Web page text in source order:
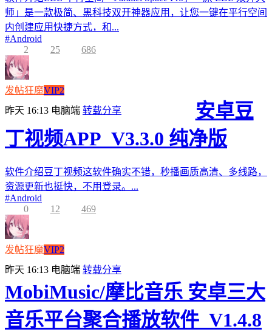
师」是一款极简、黑科技双开神器应用，让您一键在平行空间
内创建应用快捷方式，和...
#Android
2
25 686
发帖狂魔VIP2
昨天 16:13 电脑端 转载分享
安卓豆
丁视频APP_V3.3.0 纯净版
软件介绍豆丁视频这软件确实不错，秒播画质高清、多线路，
资源更新也挺快，不用登录。...
#Android
0
12 469
发帖狂魔VIP2
昨天 16:13 电脑端 转载分享
MobiMusic/摩比音乐 安卓三大
音乐平台聚合播放软件_V1.4.8